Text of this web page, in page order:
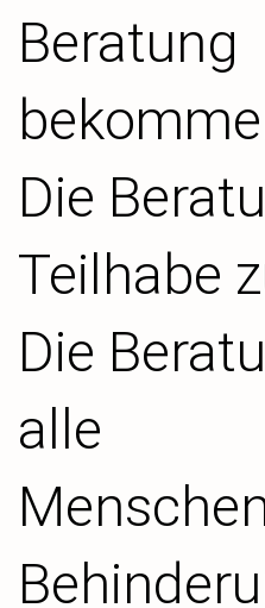
Beratung
Die
Teilhabe
Die
alle